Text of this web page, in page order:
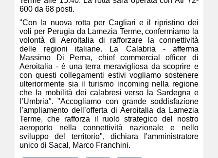
600 da 68 posti.
"Con la nuova rotta per Cagliari e il ripristino dei
voli per Perugia da Lamezia Terme, confermiamo la
volontà di Aeroitalia di rafforzare la connettività
delle regioni italiane. La Calabria - afferma
Massimo Di Perna, chief commercial officer di
Aeroitalia - è una terra meravigliosa da scoprire e
con questi collegamenti estivi vogliamo sostenere
ulteriormente sia il turismo incoming nella regione
che la mobilità dei calabresi verso la Sardegna e
l’Umbria". "Accogliamo con grande soddisfazione
l’ampliamento dell’offerta di Aeroitalia da Lamezia
Terme, che rafforza il ruolo strategico del nostro
aeroporto nella connettività nazionale e nello
sviluppo del territorio", dichiara l'amministratore
unico di Sacal, Marco Franchini.